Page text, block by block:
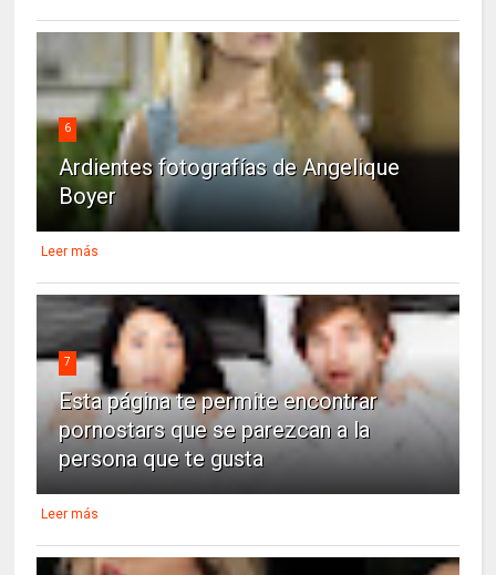
6
Ardientes fotografías de Angelique
Boyer
Leer más
7
Esta página te permite encontrar
pornostars que se parezcan a la
persona que te gusta
Leer más